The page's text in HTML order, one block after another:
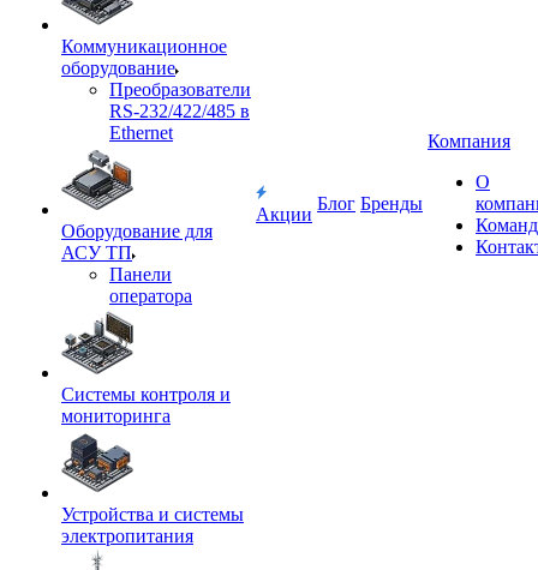
Коммуникационное
оборудование
Преобразователи
RS-232/422/485 в
Ethernet
Оборудование для
АСУ ТП
Панели
оператора
Системы контроля и
мониторинга
Устройства и системы
электропитания
Акции
Блог Бренды
Компания
О